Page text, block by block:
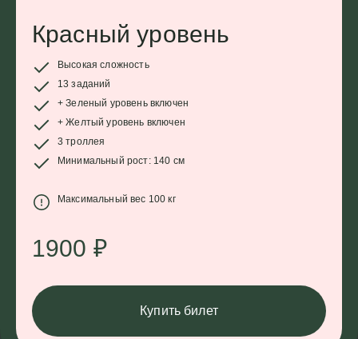
Красный уровень
Высокая сложность
13 заданий
+ Зеленый уровень включен
+ Желтый уровень включен
3 троллея
Минимальный рост: 140 см
Максимальный вес 100 кг
1900 ₽
Купить билет